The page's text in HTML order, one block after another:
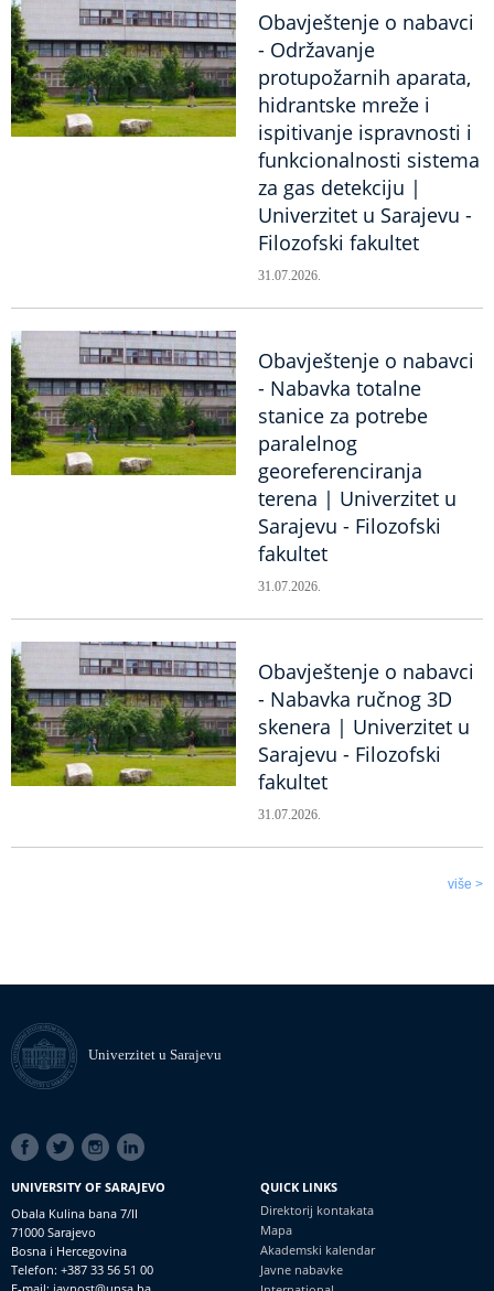
Obavještenje o nabavci
- Održavanje
protupožarnih aparata,
hidrantske mreže i
ispitivanje ispravnosti i
funkcionalnosti sistema
za gas detekciju |
Univerzitet u Sarajevu -
Filozofski fakultet
31.07.2026.
Obavještenje o nabavci
- Nabavka totalne
stanice za potrebe
paralelnog
georeferenciranja
terena | Univerzitet u
Sarajevu - Filozofski
fakultet
31.07.2026.
Obavještenje o nabavci
- Nabavka ručnog 3D
skenera | Univerzitet u
Sarajevu - Filozofski
fakultet
31.07.2026.
više >
Univerzitet u Sarajevu
SOCIAL
LINKS
UNIVERSITY OF SARAJEVO
Obala Kulina bana 7/II
71000 Sarajevo
Bosna i Hercegovina
Telefon: +387 33 56 51 00
QUICK LINKS
Direktorij kontakata
Mapa
Akademski kalendar
Javne nabavke